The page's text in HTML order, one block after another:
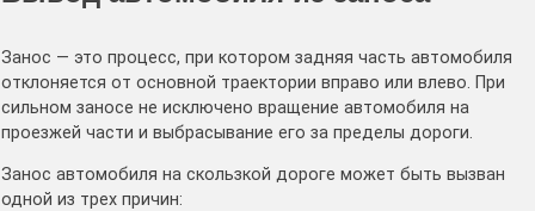
Занос — это процесс, при котором задняя часть автомобиля
отклоняется от основной траектории вправо или влево. При
сильном заносе не исключено вращение автомобиля на
проезжей части и выбрасывание его за пределы дороги.
Занос автомобиля на скользкой дороге может быть вызван
одной из трех причин: